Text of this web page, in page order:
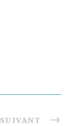
SUIVANT